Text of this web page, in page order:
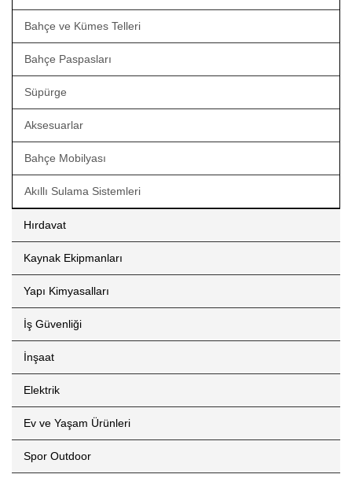
Bahçe ve Kümes Telleri
Bahçe Paspasları
Süpürge
Aksesuarlar
Bahçe Mobilyası
Akıllı Sulama Sistemleri
Hırdavat
Kaynak Ekipmanları
Yapı Kimyasalları
İş Güvenliği
İnşaat
Elektrik
Ev ve Yaşam Ürünleri
Spor Outdoor